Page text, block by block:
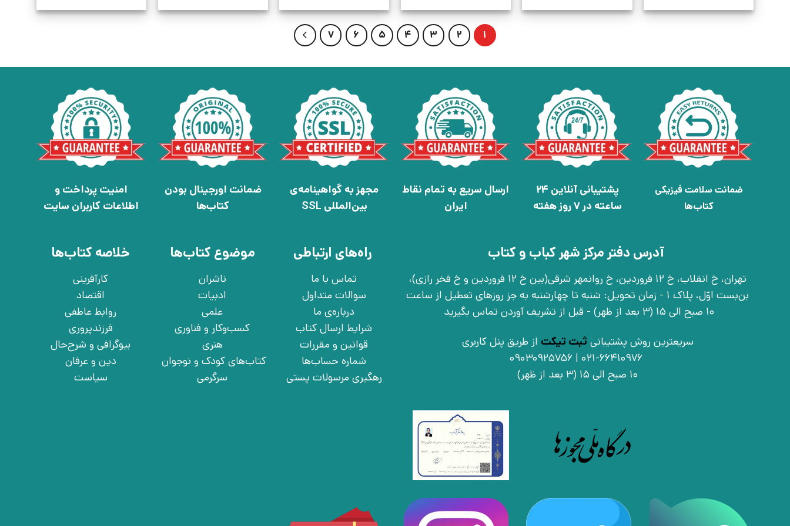
1
2
3
4
5
6
7
ضمانت سلامت فیزیکی
کتاب‌ها
پشتیبانی آنلاین 24
ساعته در 7 روز هفته
ارسال سریع به تمام نقاط
ایران
مجهز به گواهینامه‌ی
بین‌المللی SSL
ضمانت اورجینال بودن
کتاب‌ها
امنیت پرداخت و
اطلاعات کاربران سایت
آدرس دفتر مرکز شهر کباب و کتاب
تهران، خ انقلاب، خ 12 فروردین، خ روانمهر شرقی(بین خ 12 فروردین و خ فخر رازی)،
بن‌بست اوّل، پلاک 1 - زمان تحویل: شنبه تا چهارشنبه به جز روزهای تعطیل از ساعت
10 صبح الی 15 (3 بعد از ظهر) - قبل از تشریف آوردن تماس بگیرید
سریعترین روش پشتیبانی ثبت تیکت از طریق پنل کاربری
10 صبح الی 15 (3 بعد از ظهر)
راه‌های ارتباطی
تماس با ما
سوالات متداول
درباره‌ی ما
شرایط ارسال کتاب
قوانین و مقررات
شماره حساب‌ها
رهگیری مرسولات پستی
موضوع کتاب‌ها
ناشران
ادبیات
علمی
کسب‌وکار و فناوری
هنری
کتاب‌های کودک و نوجوان
سرگرمی
خلاصه کتاب‌ها
کارآفرینی
اقتصاد
روابط عاطفی
فرزندپروری
بیوگرافی و شرح‌حال
دین و عرفان
سیاست